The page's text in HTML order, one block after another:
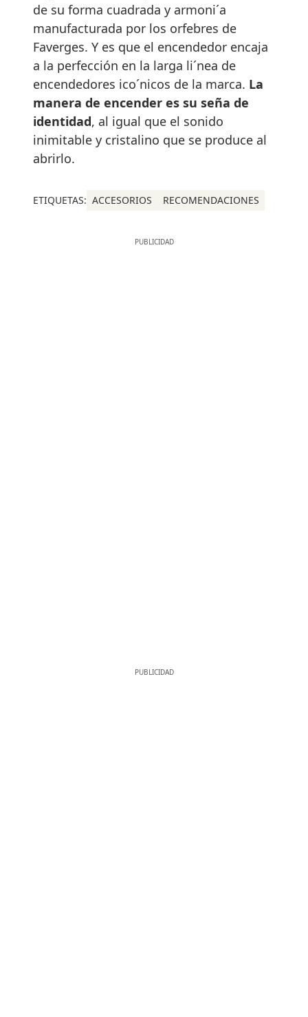
de su forma cuadrada y armoni´a
manufacturada por los orfebres de
Faverges. Y es que el encendedor encaja
a la perfección en la larga li´nea de
encendedores ico´nicos de la marca. La
manera de encender es su seña de
identidad, al igual que el sonido
inimitable y cristalino que se produce al
abrirlo.
ETIQUETAS: ACCESORIOS RECOMENDACIONES